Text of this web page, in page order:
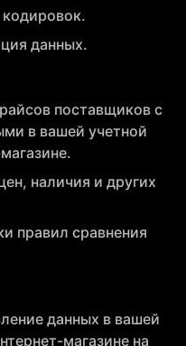
данных.
поставщиков с
в вашей учетной
наличия и других
правил сравнения
данных в вашей
магазине на